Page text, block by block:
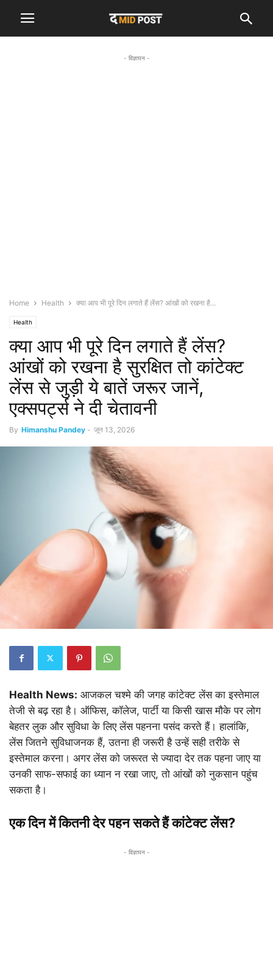
- विज्ञापन -
Home Health क्या आप भी पूरे दिन लगाते हैं लेंस? आंखों को रखना है...
Health
क्या आप भी पूरे दिन लगाते हैं लेंस?
आंखों को रखना है सुरक्षित तो कांटेक्ट
लेंस से जुड़ी ये बातें जरूर जानें,
एक्सपर्ट्स ने दी चेतावनी
By Himanshu Pandey - जून 13, 2026
Health News: आजकल चश्मे की जगह कांटेक्ट लेंस का इस्तेमाल
तेजी से बढ़ रहा है। ऑफिस, कॉलेज, पार्टी या किसी खास मौके पर लोग
बेहतर लुक और सुविधा के लिए लेंस पहनना पसंद करते हैं। हालांकि,
लेंस जितने सुविधाजनक हैं, उतना ही जरूरी है उन्हें सही तरीके से
इस्तेमाल करना। अगर लेंस को जरूरत से ज्यादा देर तक पहना जाए या
उनकी साफ-सफाई का ध्यान न रखा जाए, तो आंखों को नुकसान पहुंच
सकता है।
एक दिन में कितनी देर पहन सकते हैं कांटेक्ट लेंस?
- विज्ञापन -